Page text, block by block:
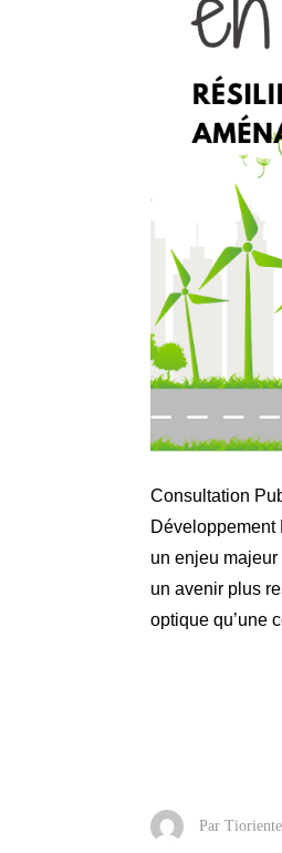
Consultation
Développement
un enjeu
un avenir plus
optique qu’une
Par